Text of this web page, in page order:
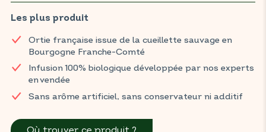
Cette infusion à base de myrtille, ortie et vigne rouge tonifie la
circulation et aide à réduire la sensation de jambes lourdes,
Retrouvez vos produits BIOCONSEILS dans votre magasin BIO
habituel.
Les plus produit
Ortie française issue de la cueillette sauvage en
Bourgogne Franche-Comté
Infusion 100% biologique développée par nos experts
en vendée
Sans arôme artificiel, sans conservateur ni additif